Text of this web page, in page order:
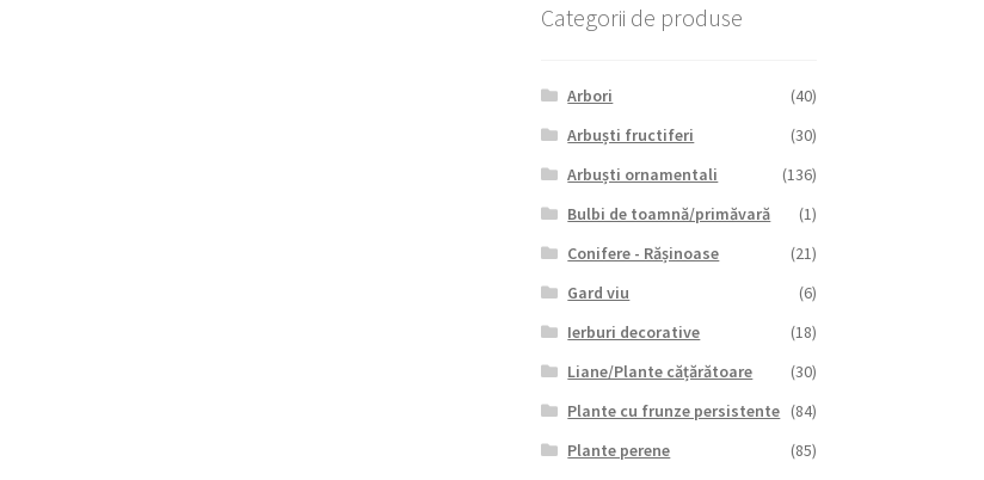
Categorii de produse
Arbori
(40)
Arbuști fructiferi
(30)
Arbuști ornamentali
(136)
Bulbi de toamnă/primăvară
(1)
Conifere - Rășinoase
(21)
Gard viu
(6)
Ierburi decorative
(18)
Liane/Plante cățărătoare
(30)
Plante cu frunze persistente (84)
Plante perene
(85)